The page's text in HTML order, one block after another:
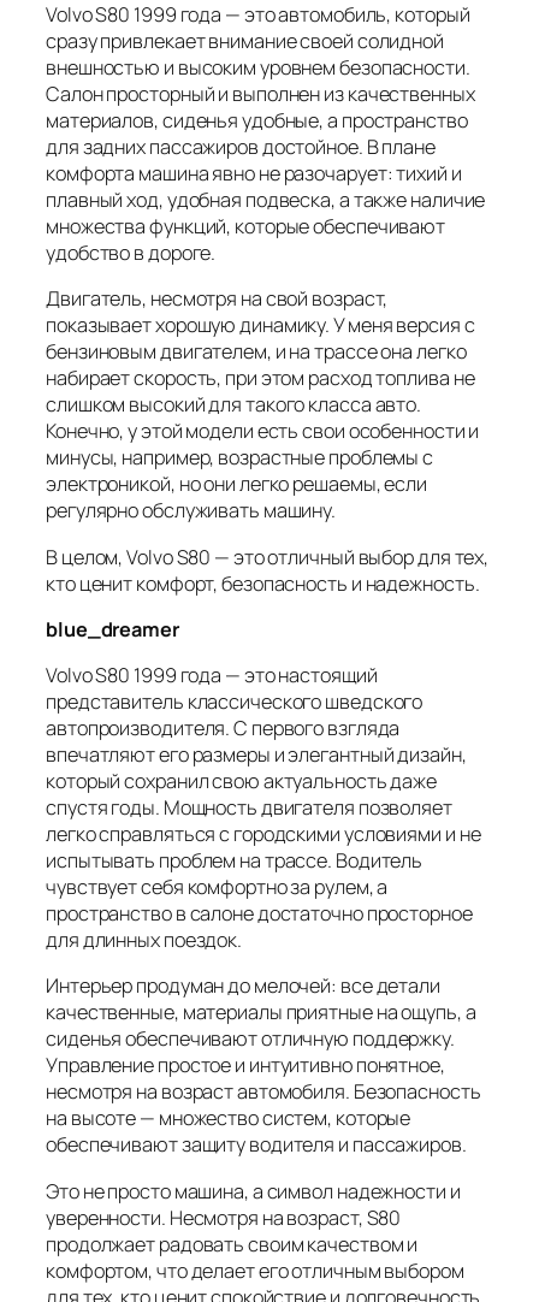
Volvo S80 1999 года — это автомобиль, который
сразу привлекает внимание своей солидной
внешностью и высоким уровнем безопасности.
Салон просторный и выполнен из качественных
материалов, сиденья удобные, а пространство
для задних пассажиров достойное. В плане
комфорта машина явно не разочарует: тихий и
плавный ход, удобная подвеска, а также наличие
множества функций, которые обеспечивают
удобство в дороге.
Двигатель, несмотря на свой возраст,
показывает хорошую динамику. У меня версия с
бензиновым двигателем, и на трассе она легко
набирает скорость, при этом расход топлива не
слишком высокий для такого класса авто.
Конечно, у этой модели есть свои особенности и
минусы, например, возрастные проблемы с
электроникой, но они легко решаемы, если
регулярно обслуживать машину.
В целом, Volvo S80 — это отличный выбор для тех,
кто ценит комфорт, безопасность и надежность.
blue_dreamer
Volvo S80 1999 года — это настоящий
представитель классического шведского
автопроизводителя. С первого взгляда
впечатляют его размеры и элегантный дизайн,
который сохранил свою актуальность даже
спустя годы. Мощность двигателя позволяет
легко справляться с городскими условиями и не
испытывать проблем на трассе. Водитель
чувствует себя комфортно за рулем, а
пространство в салоне достаточно просторное
для длинных поездок.
Интерьер продуман до мелочей: все детали
качественные, материалы приятные на ощупь, а
сиденья обеспечивают отличную поддержку.
Управление простое и интуитивно понятное,
несмотря на возраст автомобиля. Безопасность
на высоте — множество систем, которые
обеспечивают защиту водителя и пассажиров.
Это не просто машина, а символ надежности и
уверенности. Несмотря на возраст, S80
продолжает радовать своим качеством и
комфортом, что делает его отличным выбором